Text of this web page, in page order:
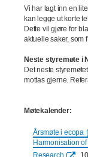
Vi har lagt inn en
kan legge ut korte
Dette vil gjøre for
aktuelle saker, som
Neste styremøte i
Det neste
mottas gjerne.
Møtekalender:
Årsmøte i ecopa
Harmonisation
Research
,